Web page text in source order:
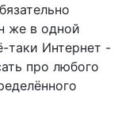
же в одной
таки Интернет -
про любого